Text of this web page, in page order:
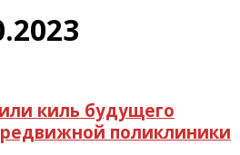
киль будущего
поликлиники